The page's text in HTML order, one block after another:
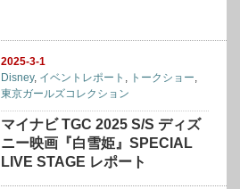
2025-3-1
Disney, イベントレポート , トークショー,
東京ガールズコレクション
マイナビ TGC 2025 S/S ディズ
ニー映画『白雪姫』SPECIAL
LIVE STAGE レポート